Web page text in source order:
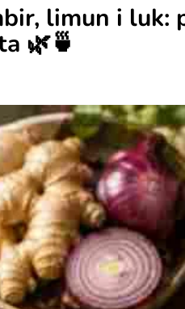
limun i luk:
🌿🍵